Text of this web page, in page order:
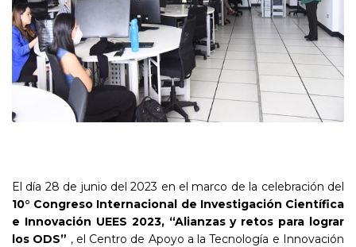
El día 28 de junio del 2023 en el marco de la celebración del
10° Congreso Internacional de Investigación Científica
e Innovación UEES 2023, “Alianzas y retos para lograr
los ODS” , el Centro de Apoyo a la Tecnología e Innovación